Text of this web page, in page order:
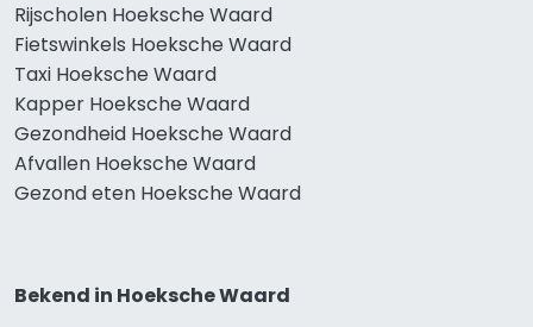
Rijscholen Hoeksche Waard
Fietswinkels Hoeksche Waard
Taxi Hoeksche Waard
Kapper Hoeksche Waard
Gezondheid Hoeksche Waard
Afvallen Hoeksche Waard
Gezond eten Hoeksche Waard
Bekend in Hoeksche Waard